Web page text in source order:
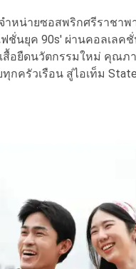
ำหน่ายซอสพริกศรีราชาพ
ชั่นยุค 90s' ผ่านคอลเลค
เสื้อยืดนวัตกรรมใหม่ คุณ
กครัวเรือน สู่ไอเท็ม